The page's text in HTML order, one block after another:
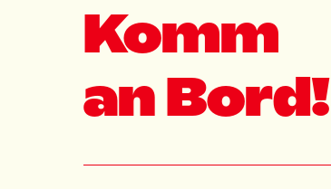
Komm
an Bord!